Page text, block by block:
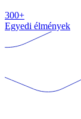
300+
Egyedi élmények